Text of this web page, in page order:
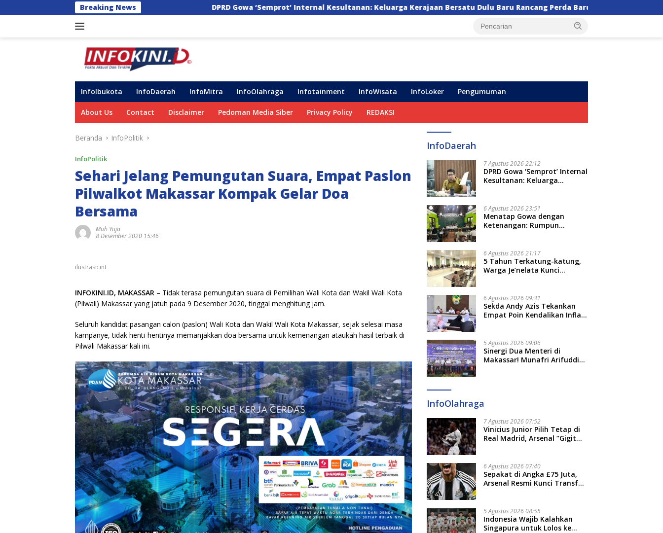
ke
Breaking NewsDPRD Gowa ‘Semprot’ Internal Kesultanan: Keluarga Kerajaan Bersatu Dulu Baru Rancang Perda Baru! Semarak HUT ke-102, Perumda
InfoIbukota InfoDaerah InfoMitra InfoOlahraga Infotainment InfoWisata InfoLoker Pengumuman
About Us Contact Disclaimer Pedoman Media Siber Privacy Policy REDAKSI
Beranda InfoPolitik
InfoPolitik
Sehari Jelang Pemungutan Suara, Empat Paslon
Pilwalkot Makassar Kompak Gelar Doa
Bersama
Muh Yuja
8 Desember 2020 15:46
ilustrasi: int
INFOKINI.ID, MAKASSAR – Tidak terasa pemungutan suara di Pemilihan Wali Kota dan Wakil Wali Kota
(Pilwali) Makassar yang jatuh pada 9 Desember 2020, tinggal menghitung jam.
Seluruh kandidat pasangan calon (paslon) Wali Kota dan Wakil Wali Kota Makassar, sejak selesai masa
kampanye, tidak henti-hentinya memanjakkan doa bersama untuk kemenangan ataukah hasil terbaik di
Pilwali Makassar kali ini.
InfoDaerah
7 Agustus 2026 22:12
DPRD Gowa ‘Semprot’ Internal
Kesultanan: Keluarga
6 Agustus 2026 23:51
Menatap Gowa dengan
Ketenangan: Rumpun
Sepihak, Tekankan Jalur
Musyawarah, Ingatkan Soal
Adat dan Adab
6 Agustus 2026 21:17
5 Tahun Terkatung-katung,
Warga Je’nelata Kunci
6 Agustus 2026 09:31
Sekda Andy Azis Tekankan
Empat Poin Kendalikan Inflasi
5 Agustus 2026 09:06
Sinergi Dua Menteri di
Makassar! Munafri Arifuddin
InfoOlahraga
7 Agustus 2026 07:52
Vinicius Junior Pilih Tetap di
Real Madrid, Arsenal “Gigit
6 Agustus 2026 07:40
Sepakat di Angka £75 Juta,
Arsenal Resmi Kunci Transfer
5 Agustus 2026 08:55
Indonesia Wajib Kalahkan
Singapura untuk Lolos ke